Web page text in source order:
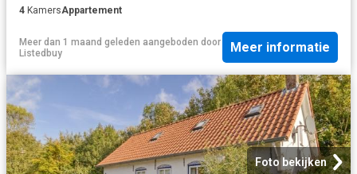
4 KamersAppartement
Meer dan 1 maand geleden aangeboden door
Listedbuy
Meer informatie
Foto bekijken